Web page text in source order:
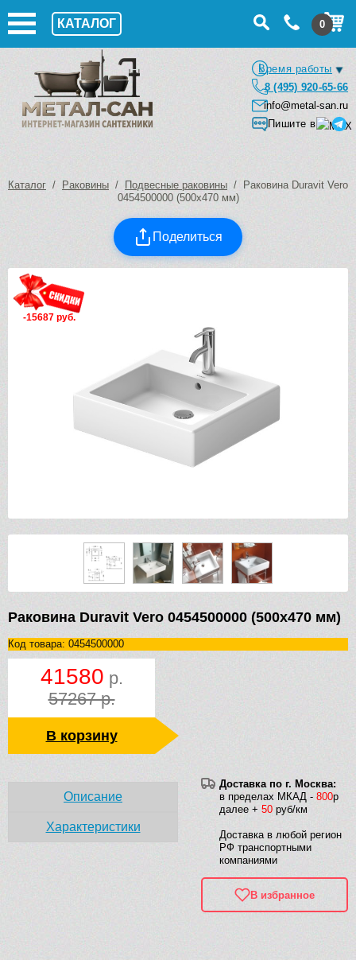
КАТАЛОГ 0
Время работы
8 (495) 920-65-66
info@metal-san.ru
Пишите в
Каталог / Раковины / Подвесные раковины / Раковина Duravit Vero
0454500000 (500х470 мм)
Поделиться
-15687 руб.
Раковина Duravit Vero 0454500000 (500х470 мм)
Код товара: 0454500000
41580 р.
57267 р.
В корзину
Доставка по г. Москва:
в пределах МКАД - 800р
далее + 50 руб/км
Доставка в любой регион
РФ транспортными
компаниями
В избранное
Описание
Характеристики